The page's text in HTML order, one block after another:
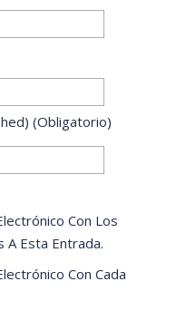
(obligatorio)
Con Los
A Esta Entrada.
Con Cada